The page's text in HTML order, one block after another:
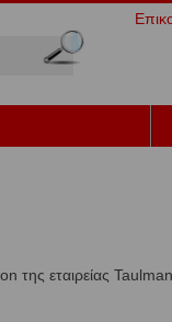
της εταιρείας Taulman